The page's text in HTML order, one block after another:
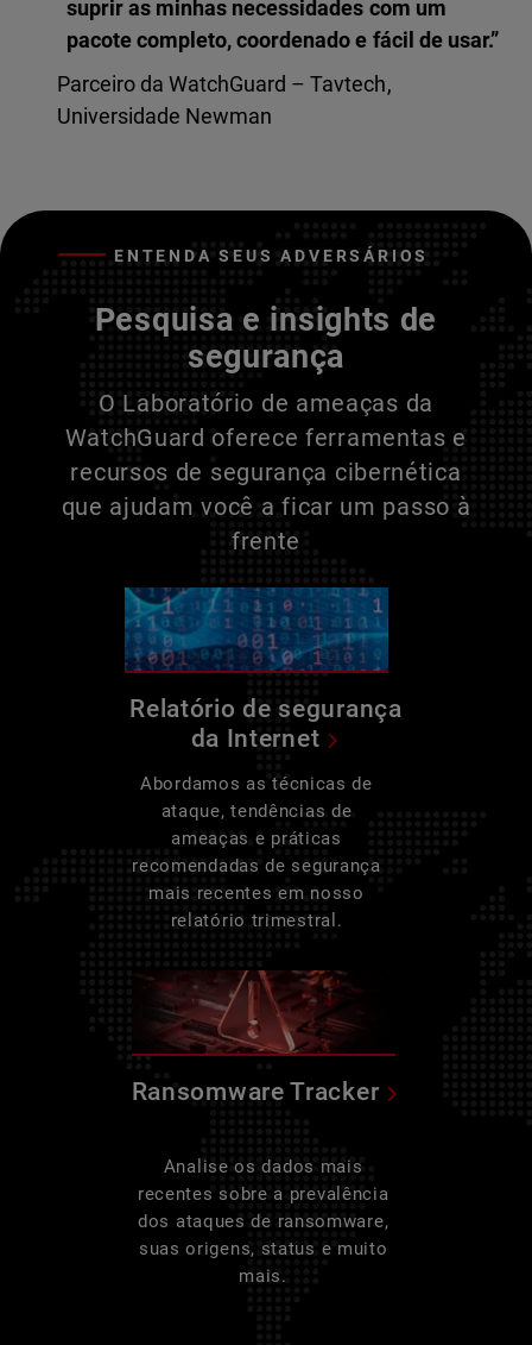
suprir as minhas necessidades com um
pacote completo, coordenado e fácil de usar.”
Parceiro da WatchGuard – Tavtech,
Universidade Newman
ENTENDA SEUS ADVERSÁRIOS
Pesquisa e insights de
segurança
O Laboratório de ameaças da
WatchGuard oferece ferramentas e
recursos de segurança cibernética
que ajudam você a ficar um passo à
frente
Relatório de segurança
da Internet
Abordamos as técnicas de
ataque, tendências de
ameaças e práticas
recomendadas de segurança
mais recentes em nosso
relatório trimestral.
Ransomware Tracker
Analise os dados mais
recentes sobre a prevalência
dos ataques de ransomware,
suas origens, status e muito
mais.